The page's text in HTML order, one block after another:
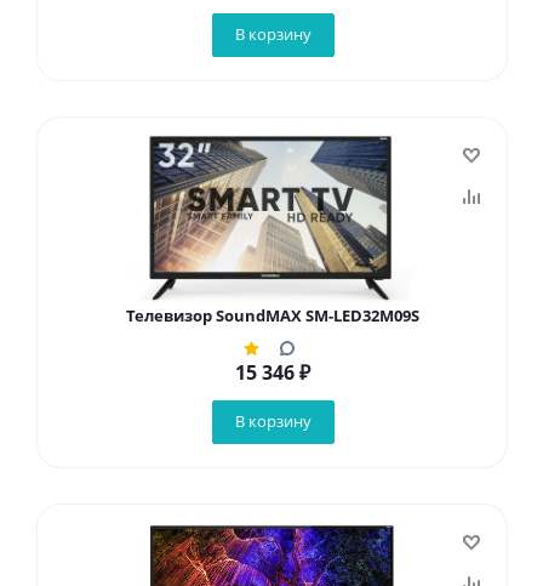
В корзину
Телевизор SoundMAX SM-LED32M09S
15 346₽
В корзину